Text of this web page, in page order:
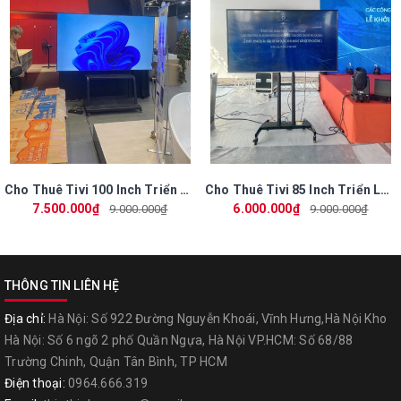
✔Đa dạng kích thước
32-43 inch – phù hợp hội họp nhỏ
50 inch / 55 inch – được thuê nhiều nhất
65 inch – trình chiếu nổi bật tại triển lãm
75–100 inch – cho sân khấu lớn, hội nghị cao cấp
✔Chân đứng – giá treo – xe đẩy chuyên dụng
Phú Vương cung cấp đầy đủ phụ kiện lắp đặt:
Giá treo tường
✔Kỹ thuật lắp đặt tận nơi – nhanh chóng – chuyên
nghiệp
Đội ngũ kỹ thuật nhiều kinh nghiệm:
Cho Thuê Tivi 100 Inch Triển Lãm Mùa Xuân 2026 Tại VEC – Phú Vương Màn Hình Siêu Lớn
7.500.000₫
9.000.000₫
Cho Thuê Tivi 85 Inch Triển Lãm Mùa Xuân 2026 – Phú Vương Chuyên Màn Hình Lớn
6.000.000₫
9.000.000₫
THÔNG TIN LIÊN HỆ
Địa chỉ: Hà Nội: Số 922 Đường Nguyễn Khoái, Vĩnh Hưng,Hà Nội Kho
Hà Nội: Số 6 ngõ 2 phố Quần Ngựa, Hà Nội VP.HCM: Số 68/88
Trường Chinh, Quận Tân Bình, TP HCM
Điện thoại: 0964.666.319